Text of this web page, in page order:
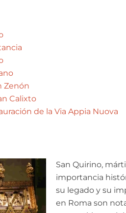
Zenón
Calixto
de la Via Appia Nuova
San Quirino,
importancia
su legado y su
en Roma son